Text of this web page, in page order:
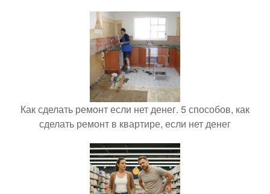
Как сделать ремонт если нет денег. 5 способов, как
сделать ремонт в квартире, если нет денег